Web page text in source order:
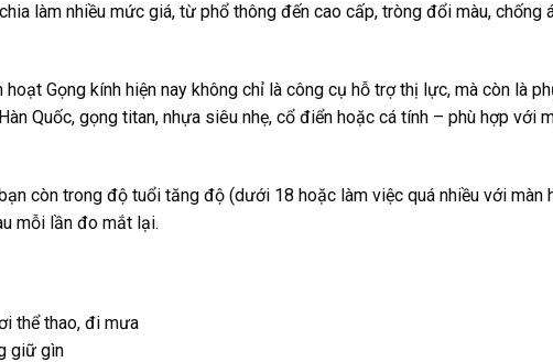
làm nhiều mức giá, từ phổ thông đến cao cấp, tròng đổi màu, chống
Gọng kính hiện nay không chỉ là công cụ hỗ trợ thị lực, mà còn là
Quốc, gọng titan, nhựa siêu nhẹ, cổ điển hoặc cá tính – phù hợp với
còn trong độ tuổi tăng độ (dưới 18 hoặc làm việc quá nhiều với màn
mỗi lần đo mắt lại.
thể thao, đi mưa
giữ gìn